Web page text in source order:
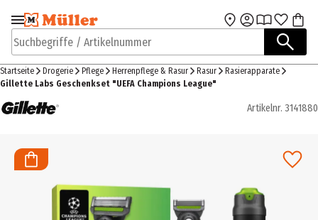
Zur Navigation
springen
Zum Hauptinhalt
Suchbegriffe / Artikelnummer
Startseite Drogerie Pflege Herrenpflege & Rasur Rasur
Rasierapparate
Gillette Labs Geschenkset "UEFA Champions League"
Artikelnr. 3141880